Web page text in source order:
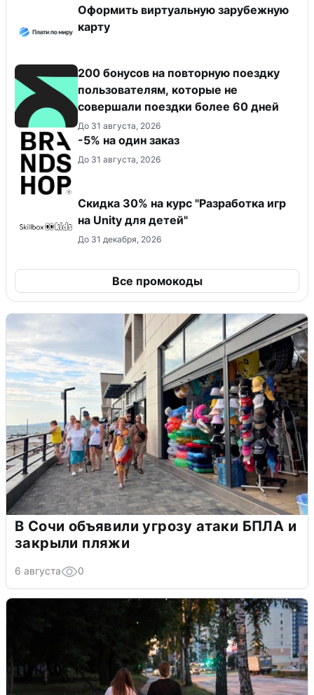
Оформить виртуальную зарубежную
карту
200 бонусов на повторную поездку
пользователям, которые не
совершали поездки более 60 дней
До 31 августа, 2026
-5% на один заказ
До 31 августа, 2026
Скидка 30% на курс "Разработка игр
на Unity для детей"
До 31 декабря, 2026
Все промокоды
В Сочи объявили угрозу атаки БПЛА и
закрыли пляжи
6 августа 0